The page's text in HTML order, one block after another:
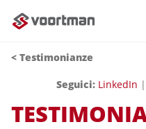
< Testimonianze
Seguici: LinkedIn |